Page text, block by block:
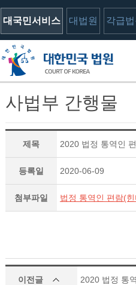
대국민서비스 대법원 각급법
사법부 간행물
제목 2020 법정 통역인
등록일 2020-06-09
첨부파일 법정 통역인 편람(
이전글 2020 법정 통